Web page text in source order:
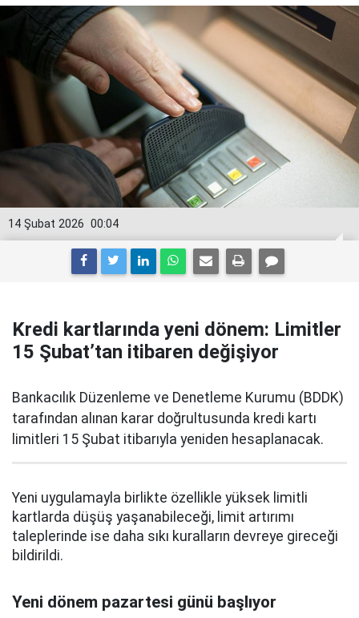
00:04
14 Şubat 2026
Kredi kartlarında yeni dönem: Limitler
15 Şubat’tan itibaren değişiyor
Bankacılık Düzenleme ve Denetleme Kurumu (BDDK)
tarafından alınan karar doğrultusunda kredi kartı
limitleri 15 Şubat itibarıyla yeniden hesaplanacak.
Yeni uygulamayla birlikte özellikle yüksek limitli
kartlarda düşüş yaşanabileceği, limit artırımı
taleplerinde ise daha sıkı kuralların devreye gireceği
bildirildi.
Yeni dönem pazartesi günü başlıyor